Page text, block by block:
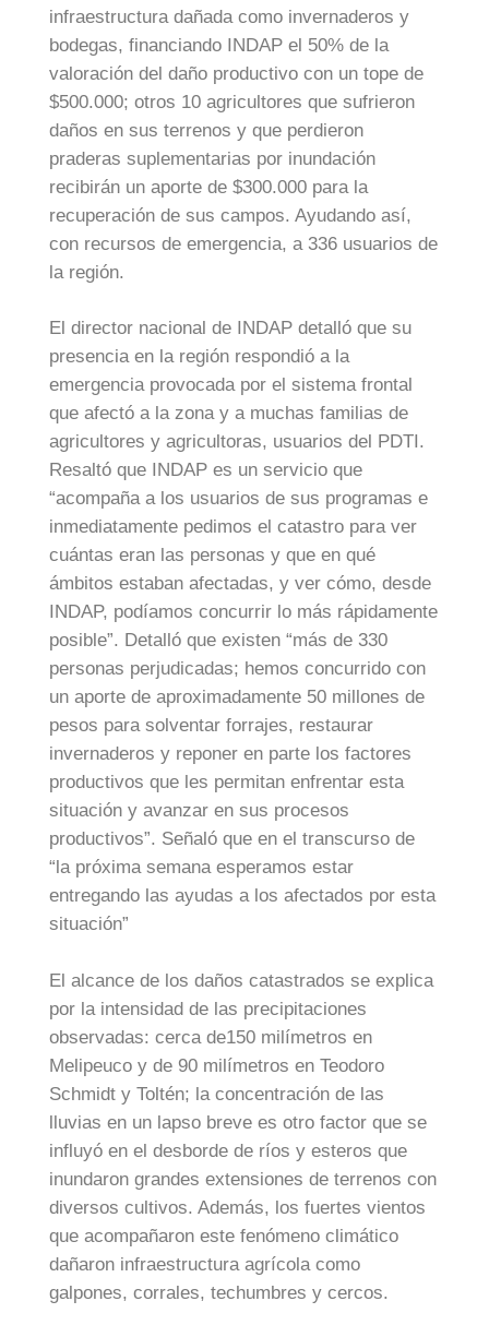
infraestructura dañada como invernaderos y
bodegas, financiando INDAP el 50% de la
valoración del daño productivo con un tope de
$500.000; otros 10 agricultores que sufrieron
daños en sus terrenos y que perdieron
praderas suplementarias por inundación
recibirán un aporte de $300.000 para la
recuperación de sus campos. Ayudando así,
con recursos de emergencia, a 336 usuarios de
la región.
El director nacional de INDAP detalló que su
presencia en la región respondió a la
emergencia provocada por el sistema frontal
que afectó a la zona y a muchas familias de
agricultores y agricultoras, usuarios del PDTI.
Resaltó que INDAP es un servicio que
“acompaña a los usuarios de sus programas e
inmediatamente pedimos el catastro para ver
cuántas eran las personas y que en qué
ámbitos estaban afectadas, y ver cómo, desde
INDAP, podíamos concurrir lo más rápidamente
posible”. Detalló que existen “más de 330
personas perjudicadas; hemos concurrido con
un aporte de aproximadamente 50 millones de
pesos para solventar forrajes, restaurar
invernaderos y reponer en parte los factores
productivos que les permitan enfrentar esta
situación y avanzar en sus procesos
productivos”. Señaló que en el transcurso de
“la próxima semana esperamos estar
entregando las ayudas a los afectados por esta
situación”
El alcance de los daños catastrados se explica
por la intensidad de las precipitaciones
observadas: cerca de150 milímetros en
Melipeuco y de 90 milímetros en Teodoro
Schmidt y Toltén; la concentración de las
lluvias en un lapso breve es otro factor que se
influyó en el desborde de ríos y esteros que
inundaron grandes extensiones de terrenos con
diversos cultivos. Además, los fuertes vientos
que acompañaron este fenómeno climático
dañaron infraestructura agrícola como
galpones, corrales, techumbres y cercos.